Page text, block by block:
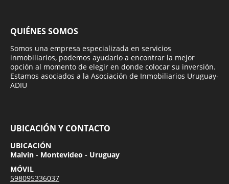
QUIÉNES SOMOS
Somos una empresa especializada en servicios
inmobiliarios, podemos ayudarlo a encontrar la mejor
opción al momento de elegir en donde colocar su inversión.
Estamos asociados a la Asociación de Inmobiliarios Uruguay-
ADIU
UBICACIÓN Y CONTACTO
UBICACIÓN
Malvin - Montevideo - Uruguay
MÓVIL
598095336037